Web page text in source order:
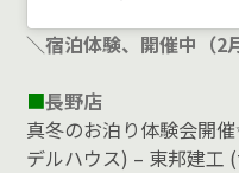
＼宿泊体験、開催中（2
■長野店
真冬のお泊り体験会開
デルハウス) – 東邦建